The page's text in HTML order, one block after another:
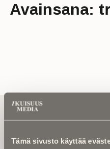
Tämä sivusto käyttää
Avainsana:
Tilaa uutiskirje -
artikkelien pariin!
Kirjoita alle